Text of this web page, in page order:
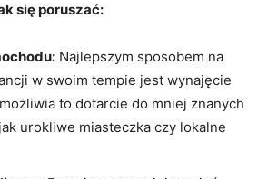
się poruszać:
Najlepszym sposobem na
w swoim tempie jest wynajęcie
to dotarcie do mniej znanych
urokliwe miasteczka czy lokalne